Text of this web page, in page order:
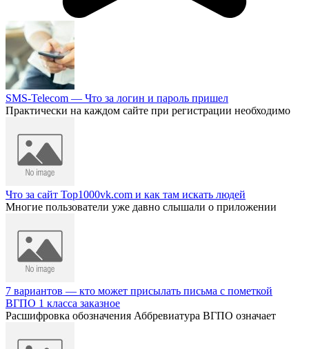
SMS-Telecom — Что за логин и пароль пришел
Практически на каждом сайте при регистрации необходимо
Что за сайт Top1000vk.com и как там искать людей
Многие пользователи уже давно слышали о приложении
7 вариантов — кто может присылать письма с пометкой
ВГПО 1 класса заказное
Расшифровка обозначения Аббревиатура ВГПО означает